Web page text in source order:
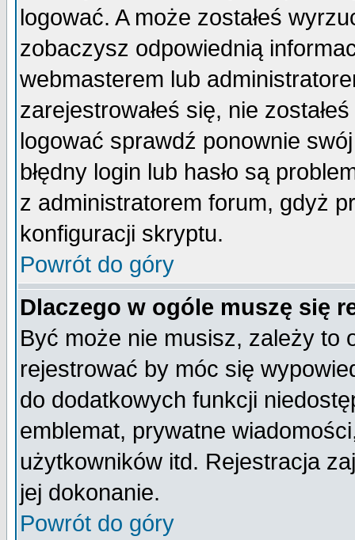
logować. A może zostałeś
zobaczysz odpowiednią
webmasterem lub
zarejestrowałeś się, nie
logować sprawdź ponownie
błędny login lub hasło są
z administratorem forum, gdyż
konfiguracji skryptu.
Powrót do góry
Dlaczego w ogóle muszę się
Być może nie musisz, zależy to
rejestrować by móc się
do dodatkowych funkcji
emblemat, prywatne
użytkowników itd. Rejestracja
jej dokonanie.
Powrót do góry